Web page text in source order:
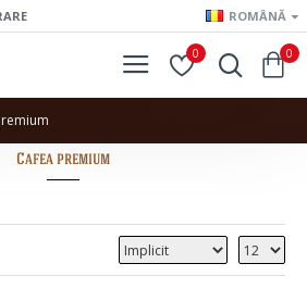
ROMÂNĂ
0 0
Cafea premium